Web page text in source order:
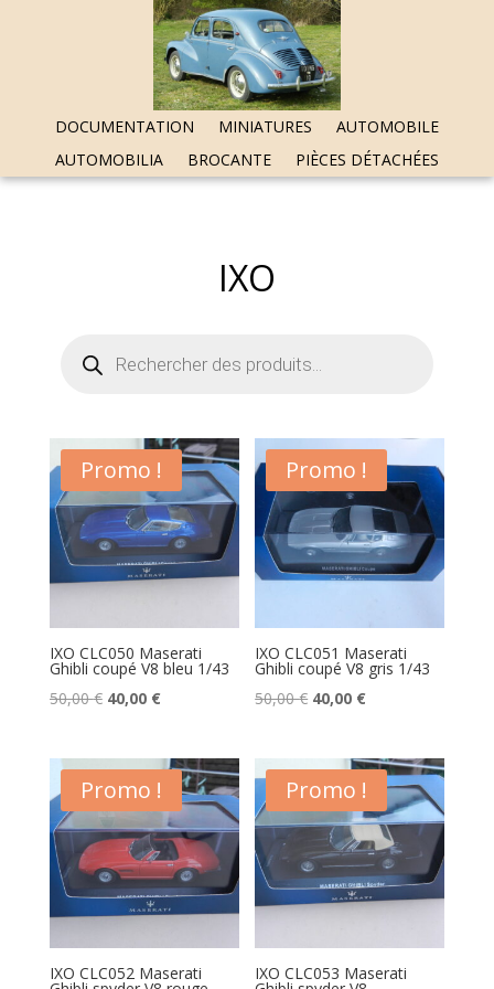
DOCUMENTATION MINIATURES
AUTOMOBILE
AUTOMOBILIA
BROCANTE PIÈCES DÉTACHÉES
IXO
produits
Promo !
IXO CLC050 Maserati
Ghibli coupé V8 bleu 1/43
50,00€ Le
initial
était :
50,00 €.
40,00 €Le
actuel
est :
40,00 €.
Promo !
IXO CLC051 Maserati
Ghibli coupé V8 gris 1/43
50,00€ Le
initial
était :
50,00 €.
40,00 €Le
actuel
est :
40,00 €.
Promo !
IXO CLC052 Maserati
Promo !
IXO CLC053 Maserati